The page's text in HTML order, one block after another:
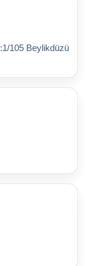
105 Beylikdüzü